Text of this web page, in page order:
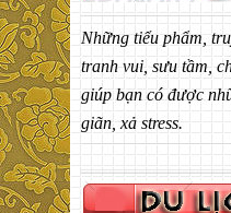
Những tiểu phẩm,
tranh vui, sưu tầm,
giúp bạn có được
giãn, xả stress.